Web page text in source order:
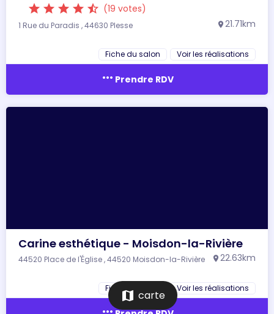
star star star star star_half (19 votes)
1 Rue du Paradis , 44630 Plesse location_on 21.71km
Fiche du salon Voir les réalisations
more_horiz Prendre RDV
Carine esthétique - Moisdon-la-Rivière
44520 Place de l'Église , 44520 Moisdon-la-Rivière location_on 22.63km
Fiche du salon Voir les réalisations
map carte